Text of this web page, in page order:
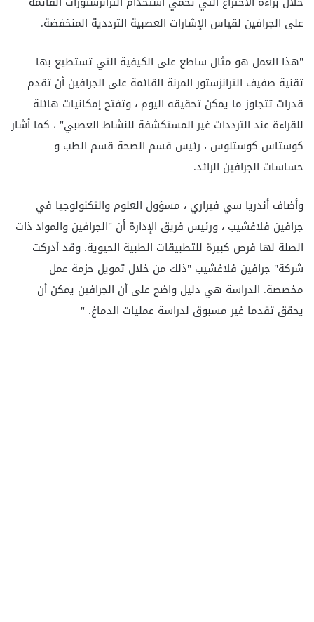
على الجرافين لقياس الإشارات العصبية الترددية المنخفضة.
"هذا العمل هو مثال ساطع على الكيفية التي تستطيع بها
تقنية صفيف الترانزستور المرنة القائمة على الجرافين أن تقدم
قدرات تتجاوز ما يمكن تحقيقه اليوم ، وتفتح إمكانيات هائلة
للقراءة عند الترددات غير المستكشفة للنشاط العصبي" ، كما أشار
كوستاس كوستلوس ، رئيس قسم الصحة قسم الطب و
حساسات الجرافين الرائد.
وأضاف أندريا سي فيراري ، مسؤول العلوم والتكنولوجيا في
جرافين فلاغشيب ، ورئيس فريق الإدارة أن "الجرافين والمواد ذات
الصلة لها فرص كبيرة للتطبيقات الطبية الحيوية. وقد أدركت
شركة" جرافين فلاغشيب "ذلك من خلال تمويل حزمة عمل
مخصصة. الدراسة هي دليل واضح على أن الجرافين يمكن أن
يحقق تقدما غير مسبوق لدراسة عمليات الدماغ. "